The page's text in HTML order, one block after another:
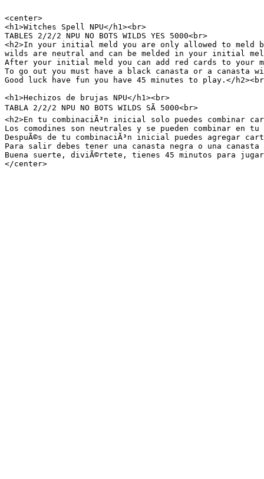
<center>
<h1>Witches Spell NPU</h1><br>
TABLES 2/2/2 NPU NO BOTS WILDS YES 5000<br>
<h2>In your initial meld you are only allowed to meld
wilds are neutral and can be melded in your initial
After your initial meld you can add red cards to your
To go out you must have a black canasta or a canasta
Good luck have fun you have 45 minutes to play.</
<h1>Hechizos de brujas NPU</h1><br>
TABLA 2/2/2 NPU NO BOTS WILDS SÃ 5000<br>
<h2>En tu combinaciÃ³n inicial solo puedes combinar
Los comodines son neutrales y se pueden combinar en
DespuÃ©s de tu combinaciÃ³n inicial puedes agregar
Para salir debes tener una canasta negra o una canasta
Buena suerte, diviÃ©rtete, tienes 45 minutos para
</center>